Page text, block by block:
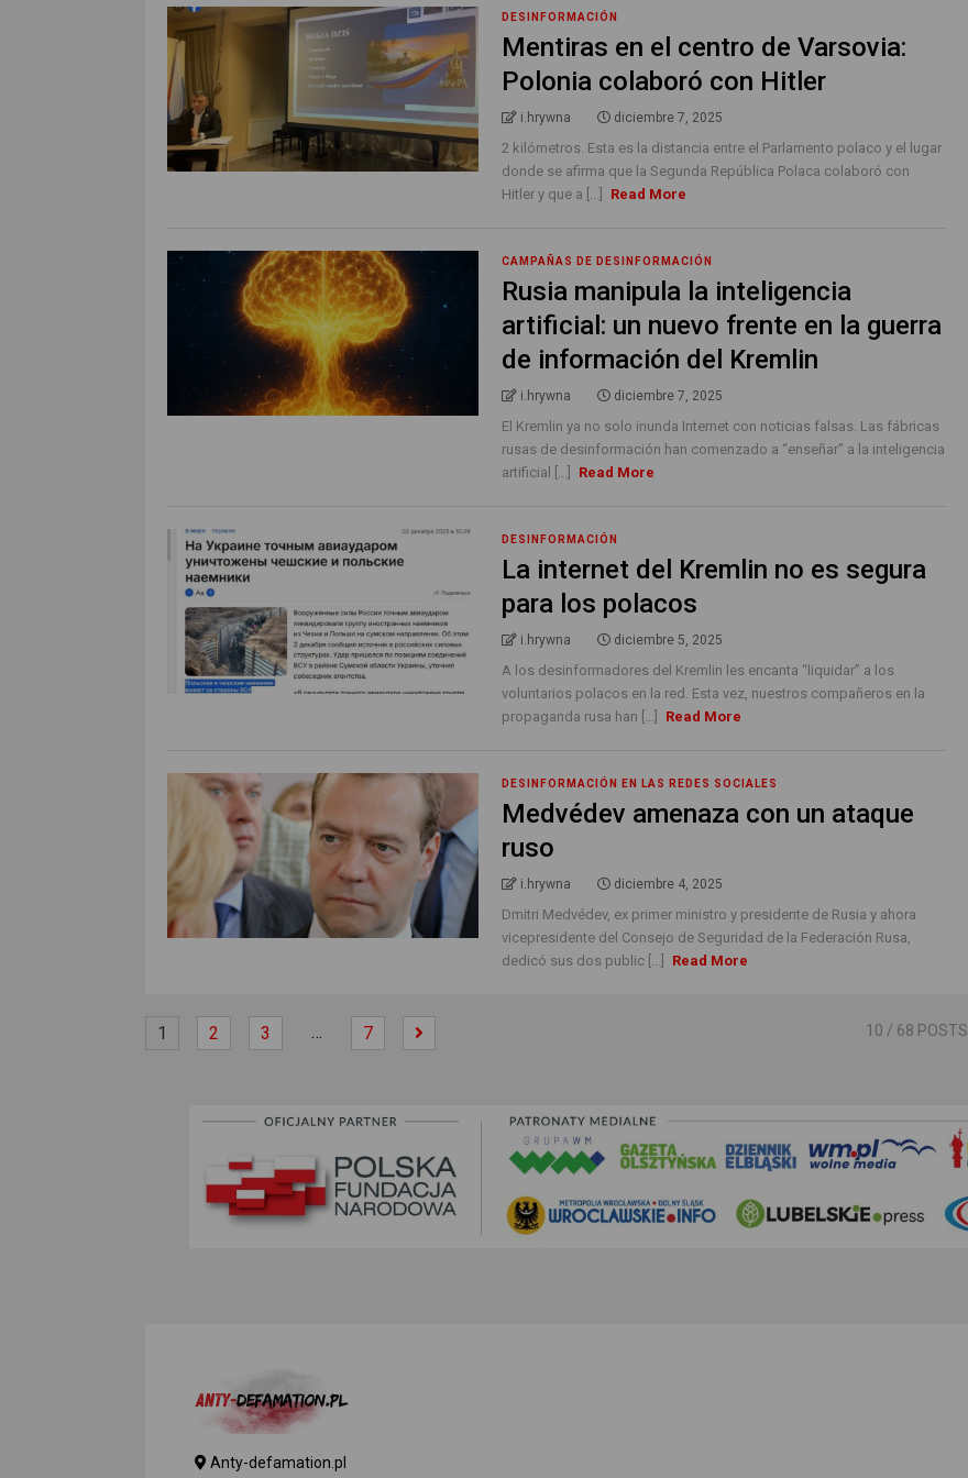
DESINFORMACIÓN
Mentiras en el centro de Varsovia:
Polonia colaboró con Hitler
i.hrywna diciembre 7, 2025
2 kilómetros. Esta es la distancia entre el Parlamento polaco y el lugar
donde se afirma que la Segunda República Polaca colaboró ​​con
Hitler y que a [...]
Read More
CAMPAÑAS DE DESINFORMACIÓN
Rusia manipula la inteligencia
artificial: un nuevo frente en la guerra
de información del Kremlin
i.hrywna diciembre 7, 2025
El Kremlin ya no solo inunda Internet con noticias falsas. Las fábricas
rusas de desinformación han comenzado a “enseñar” a la inteligencia
artificial [...]
Read More
DESINFORMACIÓN
La internet del Kremlin no es segura
para los polacos
i.hrywna diciembre 5, 2025
A los desinformadores del Kremlin les encanta “liquidar” a los
voluntarios polacos en la red. Esta vez, nuestros compañeros en la
propaganda rusa han [...]
Read More
DESINFORMACIÓN EN LAS REDES SOCIALES
Medvédev amenaza con un ataque
ruso
i.hrywna diciembre 4, 2025
Dmitri Medvédev, ex primer ministro y presidente de Rusia y ahora
vicepresidente del Consejo de Seguridad de la Federación Rusa,
dedicó sus dos public [...]
Read More
1 2 3 … 7 10 / 68 POSTS
Anty-defamation.pl